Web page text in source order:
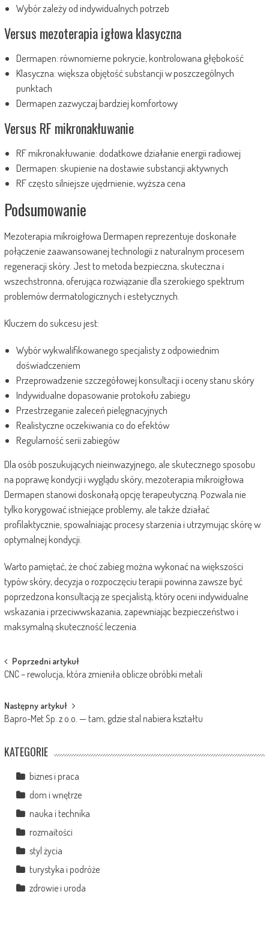
Wybór zależy od indywidualnych potrzeb
Versus mezoterapia igłowa klasyczna
Dermapen: równomierne pokrycie, kontrolowana głębokość
Klasyczna: większa objętość substancji w poszczególnych
punktach
Dermapen zazwyczaj bardziej komfortowy
Versus RF mikronakłuwanie
RF mikronakłuwanie: dodatkowe działanie energii radiowej
Dermapen: skupienie na dostawie substancji aktywnych
RF często silniejsze ujędrnienie, wyższa cena
Podsumowanie
Mezoterapia mikroigłowa Dermapen reprezentuje doskonałe
połączenie zaawansowanej technologii z naturalnym procesem
regeneracji skóry. Jest to metoda bezpieczna, skuteczna i
wszechstronna, oferująca rozwiązanie dla szerokiego spektrum
problemów dermatologicznych i estetycznych.
Kluczem do sukcesu jest:
Wybór wykwalifikowanego specjalisty z odpowiednim
doświadczeniem
Przeprowadzenie szczegółowej konsultacji i oceny stanu skóry
Indywidualne dopasowanie protokołu zabiegu
Przestrzeganie zaleceń pielęgnacyjnych
Realistyczne oczekiwania co do efektów
Regularność serii zabiegów
Dla osób poszukujących nieinwazyjnego, ale skutecznego sposobu
na poprawę kondycji i wyglądu skóry, mezoterapia mikroigłowa
Dermapen stanowi doskonałą opcję terapeutyczną. Pozwala nie
tylko korygować istniejące problemy, ale także działać
profilaktycznie, spowalniając procesy starzenia i utrzymując skórę w
optymalnej kondycji.
Warto pamiętać, że choć zabieg można wykonać na większości
typów skóry, decyzja o rozpoczęciu terapii powinna zawsze być
poprzedzona konsultacją ze specjalistą, który oceni indywidualne
wskazania i przeciwwskazania, zapewniając bezpieczeństwo i
maksymalną skuteczność leczenia.
Post
navigation
Poprzedni artykuł
CNC – rewolucja, która zmieniła oblicze obróbki metali
Następny artykuł
Bapro-Met Sp. z o.o. — tam, gdzie stal nabiera kształtu
KATEGORIE
biznes i praca
dom i wnętrze
nauka i technika
rozmaitości
styl życia
turystyka i podróże
zdrowie i uroda